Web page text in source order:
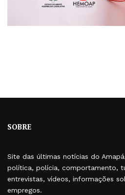
SOBRE
Site das últimas notícias do
política, polícia, comportamento,
entrevistas, vídeos, informações
empregos.